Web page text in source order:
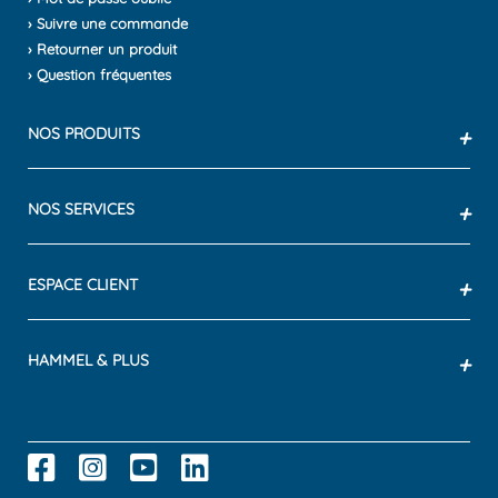
› Suivre une commande
› Retourner un produit
› Question fréquentes
NOS PRODUITS +
NOS SERVICES +
ESPACE CLIENT +
HAMMEL & PLUS +